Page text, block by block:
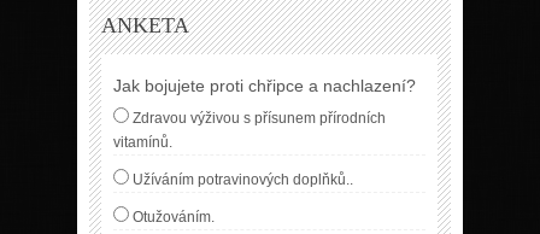
ANKETA
Jak bojujete proti chřipce a nachlazení?
Zdravou výživou s přísunem přírodních
vitamínů.
Užíváním potravinových doplňků..
Otužováním.